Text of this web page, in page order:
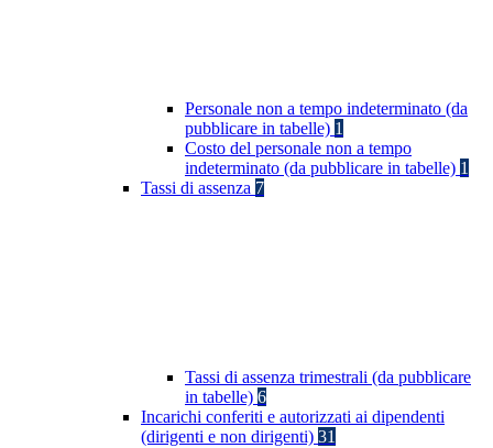
Personale non a tempo indeterminato (da
pubblicare in tabelle) 1
Costo del personale non a tempo
indeterminato (da pubblicare in tabelle) 1
Tassi di assenza 7
Tassi di assenza trimestrali (da pubblicare
in tabelle) 6
Incarichi conferiti e autorizzati ai dipendenti
(dirigenti e non dirigenti) 31